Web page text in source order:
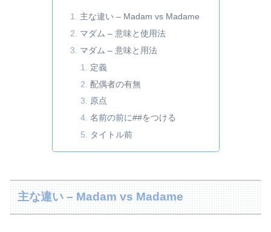
主な違い – Madam vs Madame
マダム – 意味と使用法
マダム – 意味と用法
定義
配偶者の有無
原点
名前の前に##をつける
タイトル前
主な違い – Madam vs Madame